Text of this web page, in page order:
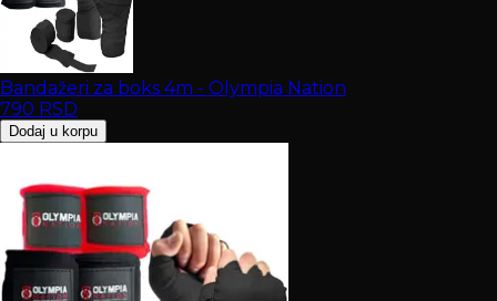
Bandažeri za boks 4m - Olympia Nation
790 RSD
Dodaj u korpu